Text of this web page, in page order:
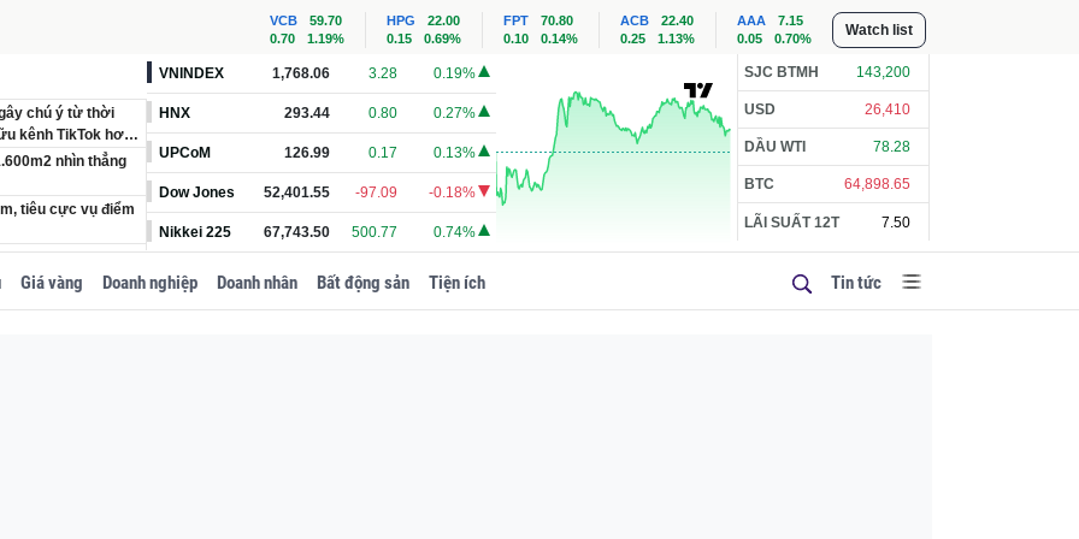
VCB
59.70
0.70
1.19%
HPG
22.00
0.15
0.69%
FPT
70.80
0.10
0.14%
ACB
22.40
0.25
1.13%
AAA
7.15
0.05
0.70% Watch list
chú ý từ thời
kênh TikTok hơn
nhìn thẳng
tiêu cực vụ điểm
lốp xe máy điện
VNINDEX 1,768.06 3.28 0.19%
HNX 293.44 0.80 0.27%
UPCoM 126.99 0.17 0.13%
Dow Jones 52,401.55 -97.09 -0.18%
Nikkei 225 67,743.50 500.77 0.74%
SJC BTMH 143,200
USD 26,410
DẦU WTI 78.28
BTC 64,898.65
LÃI SUẤT 12T 7.50
Giá vàng Doanh nghiệp Doanh nhân Bất động sản Tiện ích Tin tức